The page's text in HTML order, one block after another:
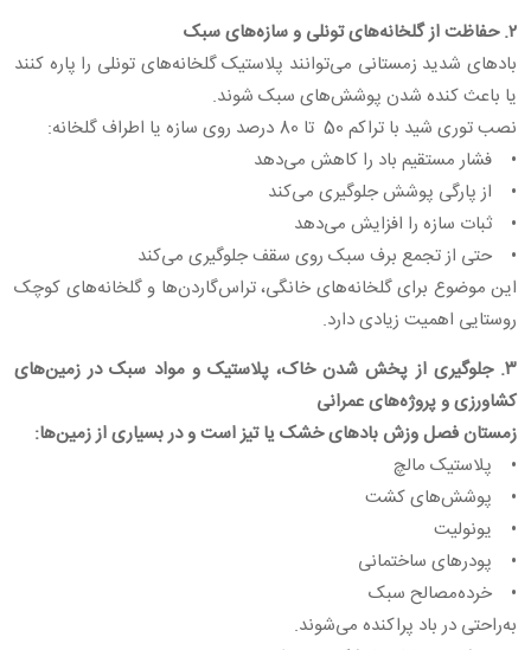
۲. حفاظت از گلخانه‌های تونلی و سازه‌های سبک
بادهای شدید زمستانی می‌توانند پلاستیک گلخانه‌های تونلی را پاره کنند
یا باعث کنده شدن پوشش‌های سبک شوند.
نصب توری شید با تراکم 50 تا 80 درصد روی سازه یا اطراف گلخانه:
• فشار مستقیم باد را کاهش می‌دهد
• از پارگی پوشش جلوگیری می‌کند
• ثبات سازه را افزایش می‌دهد
• حتی از تجمع برف سبک روی سقف جلوگیری می‌کند
این موضوع برای گلخانه‌های خانگی، تراس‌گاردن‌ها و گلخانه‌های کوچک
روستایی اهمیت زیادی دارد.
۳. جلوگیری از پخش شدن خاک، پلاستیک و مواد سبک در زمین‌های
کشاورزی و پروژه‌های عمرانی
زمستان فصل وزش بادهای خشک یا تیز است و در بسیاری از زمین‌ها:
• پلاستیک مالچ
• پوشش‌های کشت
• یونولیت
• پودرهای ساختمانی
• خرده‌مصالح سبک
به‌راحتی در باد پراکنده می‌شوند.